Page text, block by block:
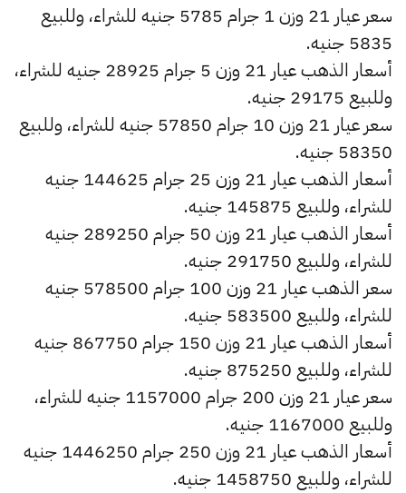
سعر عيار 21 وزن 1 جرام 5785 جنيه للشراء، وللبيع
5835 جنيه.
أسعار الذهب عيار 21 وزن 5 جرام 28925 جنيه للشراء،
وللبيع 29175 جنيه.
سعر عيار 21 وزن 10 جرام 57850 جنيه للشراء، وللبيع
58350 جنيه.
أسعار الذهب عيار 21 وزن 25 جرام 144625 جنيه
للشراء، وللبيع 145875 جنيه.
أسعار الذهب عيار 21 وزن 50 جرام 289250 جنيه
للشراء، وللبيع 291750 جنيه.
سعر الذهب عيار 21 وزن 100 جرام 578500 جنيه
للشراء، وللبيع 583500 جنيه.
أسعار الذهب عيار 21 وزن 150 جرام 867750 جنيه
للشراء، وللبيع 875250 جنيه.
سعر عيار 21 وزن 200 جرام 1157000 جنيه للشراء،
وللبيع 1167000 جنيه.
أسعار الذهب عيار 21 وزن 250 جرام 1446250 جنيه
للشراء، وللبيع 1458750 جنيه.